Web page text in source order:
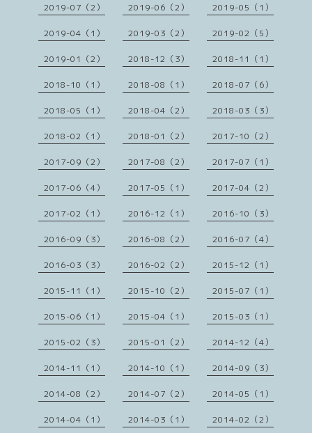
2019-07（2） 2019-06（2） 2019-05（1）
2019-04（1） 2019-03（2） 2019-02（5）
2019-01（2） 2018-12（3） 2018-11（1）
2018-10（1） 2018-08（1） 2018-07（6）
2018-05（1） 2018-04（2） 2018-03（3）
2018-02（1） 2018-01（2） 2017-10（2）
2017-09（2） 2017-08（2） 2017-07（1）
2017-06（4） 2017-05（1） 2017-04（2）
2017-02（1） 2016-12（1） 2016-10（3）
2016-09（3） 2016-08（2） 2016-07（4）
2016-03（3） 2016-02（2） 2015-12（1）
2015-11（1） 2015-10（2） 2015-07（1）
2015-06（1） 2015-04（1） 2015-03（1）
2015-02（3） 2015-01（2） 2014-12（4）
2014-11（1） 2014-10（1） 2014-09（3）
2014-08（2） 2014-07（2） 2014-05（1）
2014-04（1） 2014-03（1） 2014-02（2）